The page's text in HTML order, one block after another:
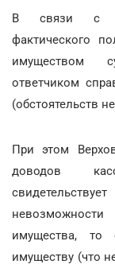
В связи с
фактического
имуществом
ответчиком
(обстоятельств
При этом
доводов
имущества, то
имуществу (что